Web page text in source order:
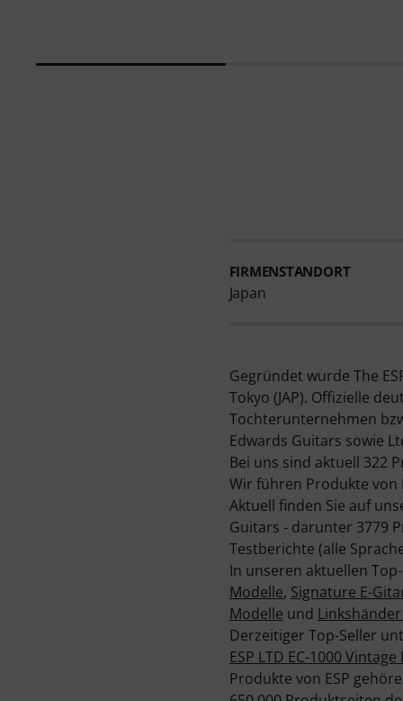
FIRMENSTANDORT
Japan
Gegründet wurde The
Tokyo (JAP). Offizielle
Tochterunternehmen
Edwards Guitars sowie
Bei uns sind aktuell 322
Wir führen Produkte von
Aktuell finden Sie auf
Guitars - darunter 3779
Testberichte (alle
In unseren aktuellen
Modelle, Signature E-
Modelle und
Derzeitiger Top-Seller
ESP LTD EC-1000 Vintage
Produkte von ESP